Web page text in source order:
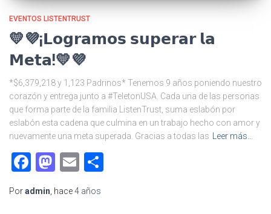
EVENTOS LISTENTRUST
💛💜¡𝗟𝗼𝗴𝗿𝗮𝗺𝗼𝘀 𝘀𝘂𝗽𝗲𝗿𝗮𝗿 𝗹𝗮
𝗠𝗲𝘁𝗮!💛💜
*$6,379,218 y 1,123 Padrinos* Tenemos 9 años poniendo nuestro
corazón y entrega junto a #TeletonUSA. Cada una de las personas
que forma parte de la familia ListenTrust, suma eslabón por
eslabón esta cadena que culmina en un trabajo hecho con amor y
nuevamente una meta superada. Gracias a todas las
Leer más…
Facebook
Mastodon
Email
Poradmin , hace4 años